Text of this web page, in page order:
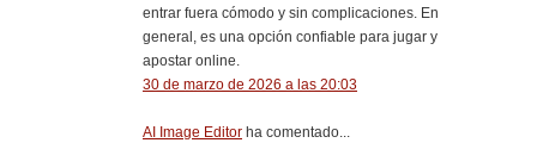
entrar fuera cómodo y sin complicaciones. En
general, es una opción confiable para jugar y
apostar online.
30 de marzo de 2026 a las 20:03
AI Image Editor ha comentado...